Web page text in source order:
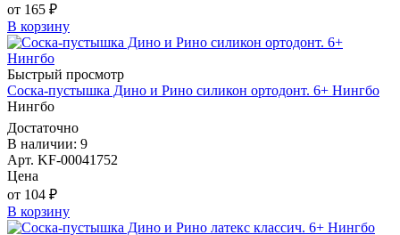
от 165 ₽
В корзину
Быстрый просмотр
Соска-пустышка Дино и Рино силикон ортодонт. 6+ Нингбо
Нингбо
Достаточно
В наличии: 9
Арт. KF-00041752
Цена
от 104 ₽
В корзину